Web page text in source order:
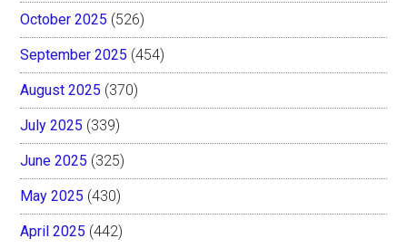
October 2025 (526)
September 2025 (454)
August 2025 (370)
July 2025 (339)
June 2025 (325)
May 2025 (430)
April 2025 (442)